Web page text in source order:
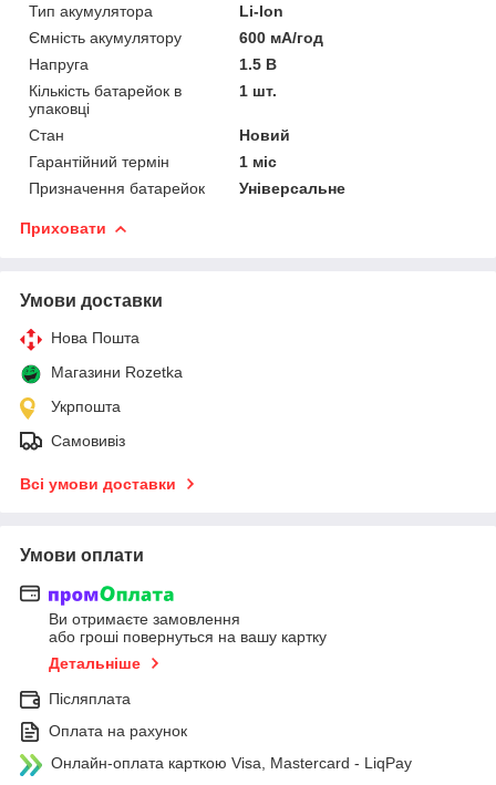
Тип акумулятора
Li-Ion
Ємність акумулятору
600 мА/год
Напруга
1.5 В
Кількість батарейок в
упаковці
1 шт.
Стан
Новий
Гарантійний термін
1 міс
Призначення батарейок
Універсальне
Приховати
Умови доставки
Нова Пошта
Магазини Rozetka
Укрпошта
Самовивіз
Всі умови доставки
Умови оплати
Ви отримаєте замовлення
або гроші повернуться на вашу картку
Детальніше
Післяплата
Оплата на рахунок
Онлайн-оплата карткою Visa, Mastercard - LiqPay